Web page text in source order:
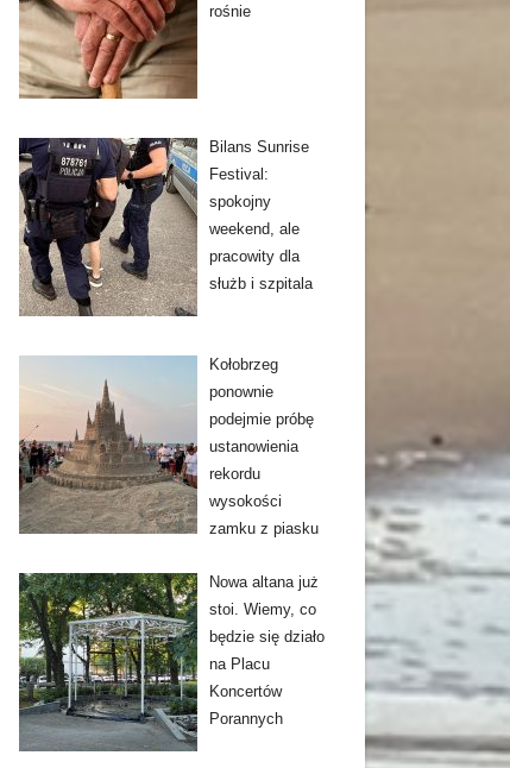
rośnie
Bilans Sunrise
Festival:
spokojny
weekend, ale
pracowity dla
służb i szpitala
Kołobrzeg
ponownie
podejmie próbę
ustanowienia
rekordu
wysokości
zamku z piasku
Nowa altana już
stoi. Wiemy, co
będzie się działo
na Placu
Koncertów
Porannych